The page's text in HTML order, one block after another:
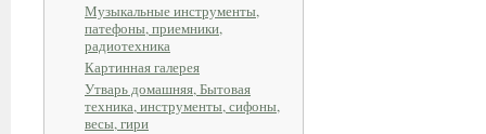
Музыкальные инструменты,
патефоны, приемники,
радиотехника
Картинная галерея
Утварь домашняя, Бытовая
техника, инструменты, сифоны,
весы, гири